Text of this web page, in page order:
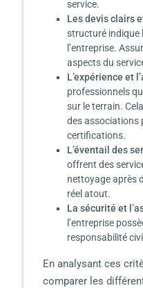
service.
Les devis clairs
structuré indique
l’entreprise.
aspects du
L’expérience et
professionnels
sur le terrain.
des associations
certifications.
L’éventail des
offrent des
nettoyage après
réel atout.
La sécurité et
l’entreprise
responsabilité
En analysant ces
comparer les